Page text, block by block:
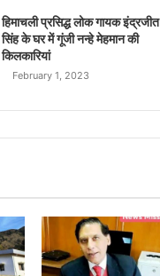
हिमाचली प्रसिद्ध लोक गायक इंद्रजीत
सिंह के घर में गूंजी नन्हे मेहमान की
किलकारियां
February 1, 2023